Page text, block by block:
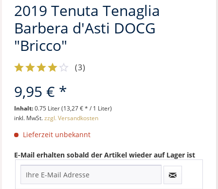
2019 Tenuta Tenaglia
Barbera d'Asti DOCG
"Bricco"
(3)
9,95 € *
Inhalt:0.75 Liter (13,27 € * / 1 Liter)
inkl. MwSt.zzgl. Versandkosten
Lieferzeit unbekannt
E-Mail erhalten sobald der Artikel wieder auf Lager ist